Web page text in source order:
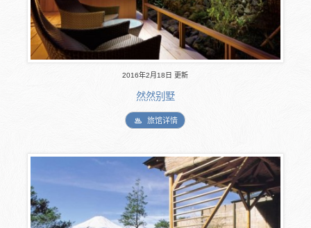
2016年2月18日 更新
然然别墅
旅馆详情